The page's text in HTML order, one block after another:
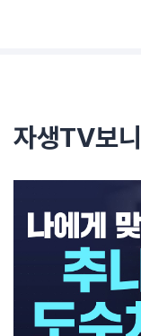
자생TV보니